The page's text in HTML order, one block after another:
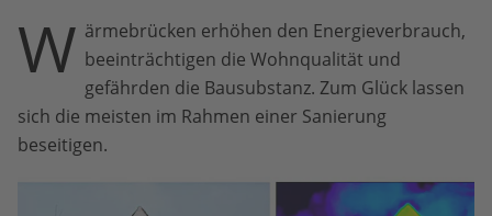
W ärmebrücken erhöhen den Energieverbrauch,
beeinträchtigen die Wohnqualität und
gefährden die Bausubstanz. Zum Glück lassen
sich die meisten im Rahmen einer Sanierung
beseitigen.